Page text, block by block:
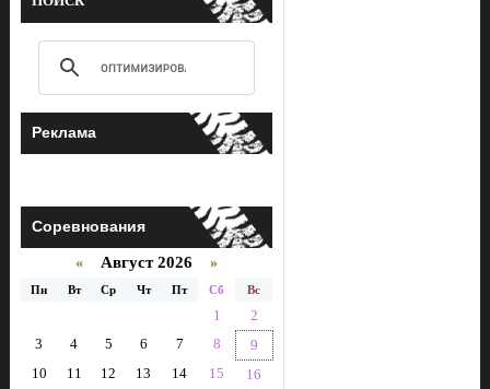
Реклама
Соревнования
« Август 2026 »
Пн Вт Ср Чт Пт Сб Вс
1
2
3
4 5 6 7 8
9
10
11 12 13 14 15
16